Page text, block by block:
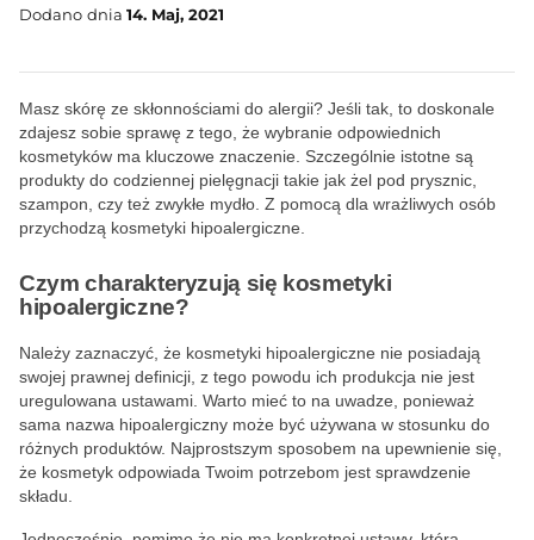
Dodano dnia 14. Maj, 2021
Masz skórę ze skłonnościami do alergii? Jeśli tak, to doskonale
zdajesz sobie sprawę z tego, że wybranie odpowiednich
kosmetyków ma kluczowe znaczenie. Szczególnie istotne są
produkty do codziennej pielęgnacji takie jak żel pod prysznic,
szampon, czy też zwykłe mydło. Z pomocą dla wrażliwych osób
przychodzą kosmetyki hipoalergiczne.
Czym charakteryzują się kosmetyki
hipoalergiczne?
Należy zaznaczyć, że kosmetyki hipoalergiczne nie posiadają
swojej prawnej definicji, z tego powodu ich produkcja nie jest
uregulowana ustawami. Warto mieć to na uwadze, ponieważ
sama nazwa hipoalergiczny może być używana w stosunku do
różnych produktów. Najprostszym sposobem na upewnienie się,
że kosmetyk odpowiada Twoim potrzebom jest sprawdzenie
składu.